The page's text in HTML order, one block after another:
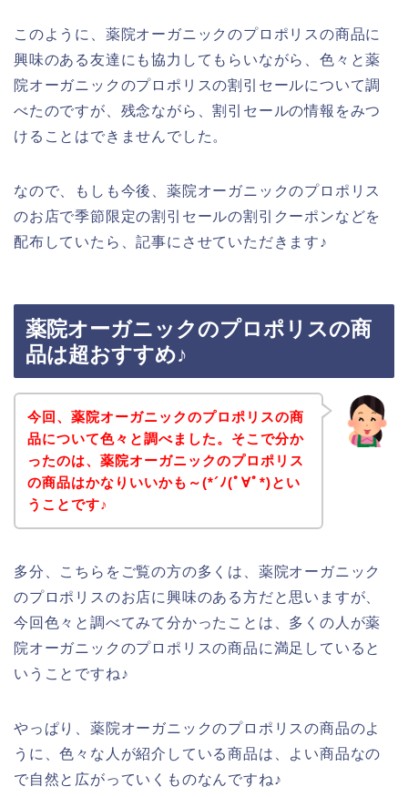
このように、薬院オーガニックのプロポリスの商品に
興味のある友達にも協力してもらいながら、色々と薬
院オーガニックのプロポリスの割引セールについて調
べたのですが、残念ながら、割引セールの情報をみつ
けることはできませんでした。
なので、もしも今後、薬院オーガニックのプロポリス
のお店で季節限定の割引セールの割引クーポンなどを
配布していたら、記事にさせていただきます♪
薬院オーガニックのプロポリスの商
品は超おすすめ♪
今回、薬院オーガニックのプロポリスの商
品について色々と調べました。そこで分か
ったのは、薬院オーガニックのプロポリス
の商品はかなりいいかも～(*´ﾉ(ﾟ∀ﾟ*)とい
うことです♪
多分、こちらをご覧の方の多くは、薬院オーガニック
のプロポリスのお店に興味のある方だと思いますが、
今回色々と調べてみて分かったことは、多くの人が薬
院オーガニックのプロポリスの商品に満足していると
いうことですね♪
やっぱり、薬院オーガニックのプロポリスの商品のよ
うに、色々な人が紹介している商品は、よい商品なの
で自然と広がっていくものなんですね♪